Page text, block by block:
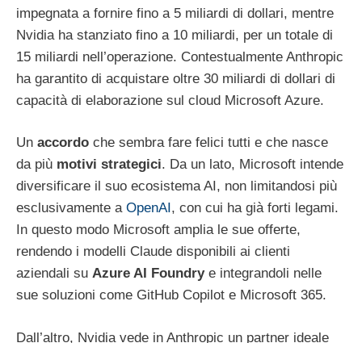
impegnata a fornire fino a 5 miliardi di dollari, mentre
Nvidia ha stanziato fino a 10 miliardi, per un totale di
15 miliardi nell’operazione. Contestualmente Anthropic
ha garantito di acquistare oltre 30 miliardi di dollari di
capacità di elaborazione sul cloud Microsoft Azure.
Un accordo che sembra fare felici tutti e che nasce
da più motivi strategici. Da un lato, Microsoft intende
diversificare il suo ecosistema AI, non limitandosi più
esclusivamente a OpenAI, con cui ha già forti legami.
In questo modo Microsoft amplia le sue offerte,
rendendo i modelli Claude disponibili ai clienti
aziendali su Azure AI Foundrye integrandoli nelle
sue soluzioni come GitHub Copilot e Microsoft 365.
Dall’altro, Nvidia vede in Anthropic un partner ideale